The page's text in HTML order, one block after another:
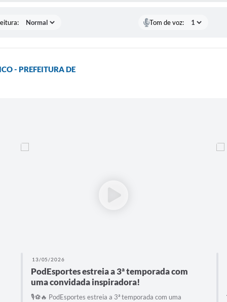
Tom de voz:
- PREFEITURA DE
13/05/2026
PodEsportes estreia a 3ª temporada com
uma convidada inspiradora!
🎙️⚽🔥 PodEsportes estreia a 3ª temporada com uma